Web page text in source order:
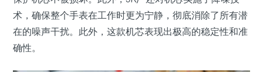
术，确保整个手表在工作时更为宁静，彻底消除了所有潜
在的噪声干扰。此外，这款机芯表现出极高的稳定性和准
确性。